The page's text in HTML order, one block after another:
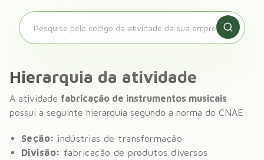
Hierarquia da atividade
A atividade fabricação de instrumentos musicais
possui a seguinte hierarquia segundo a norma do CNAE:
Seção: indústrias de transformação
Divisão: fabricação de produtos diversos